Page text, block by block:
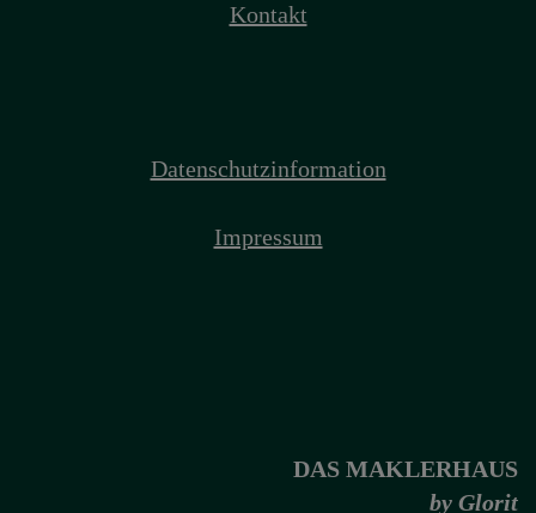
Kontakt
Datenschutzinformation
Impressum
DAS MAKLERHAUS
by Glorit